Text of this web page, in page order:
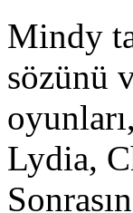
Mindy
sözünü
Lydia,